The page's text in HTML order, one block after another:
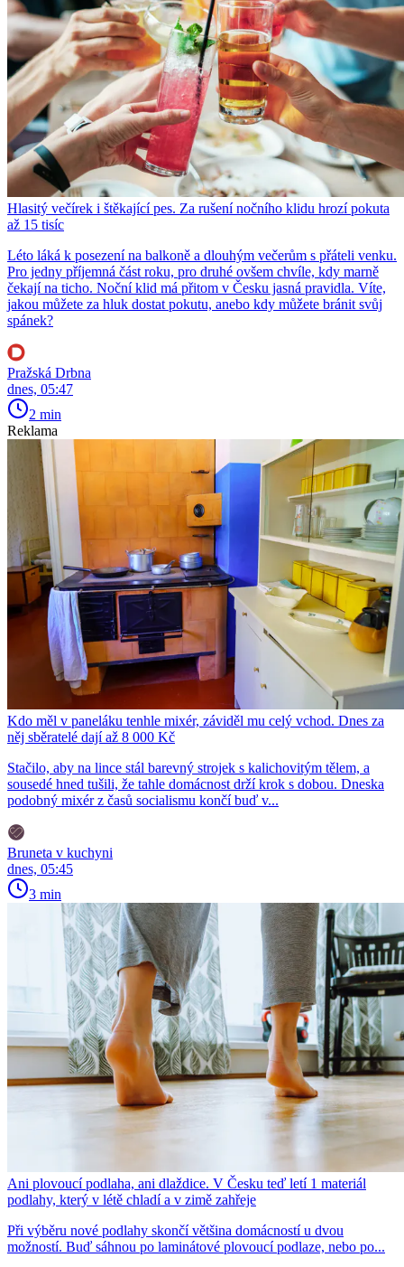
Hlasitý večírek i štěkající pes. Za rušení nočního klidu hrozí pokuta
až 15 tisíc
Léto láká k posezení na balkoně a dlouhým večerům s přáteli venku.
Pro jedny příjemná část roku, pro druhé ovšem chvíle, kdy marně
čekají na ticho. Noční klid má přitom v Česku jasná pravidla. Víte,
jakou můžete za hluk dostat pokutu, anebo kdy můžete bránit svůj
spánek?
Pražská Drbna
dnes, 05:47
2 min
Reklama
Kdo měl v paneláku tenhle mixér, záviděl mu celý vchod. Dnes za
něj sběratelé dají až 8 000 Kč
Stačilo, aby na lince stál barevný strojek s kalichovitým tělem, a
sousedé hned tušili, že tahle domácnost drží krok s dobou. Dneska
podobný mixér z časů socialismu končí buď v...
Bruneta v kuchyni
dnes, 05:45
3 min
Ani plovoucí podlaha, ani dlaždice. V Česku teď letí 1 materiál
podlahy, který v létě chladí a v zimě zahřeje
Při výběru nové podlahy skončí většina domácností u dvou
možností. Buď sáhnou po laminátové plovoucí podlaze, nebo po...